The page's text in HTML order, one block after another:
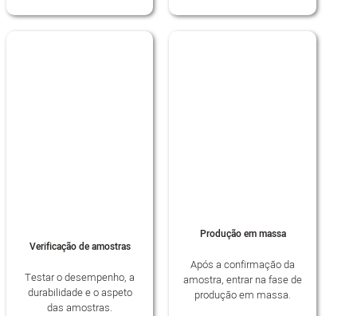
Verificação de amostras
Testar o desempenho, a
durabilidade e o aspeto
das amostras.
Produção em massa
Após a confirmação da
amostra, entrar na fase de
produção em massa.